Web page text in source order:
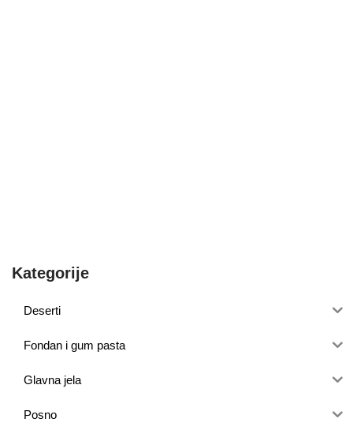
Kategorije
Deserti
Fondan i gum pasta
Glavna jela
Posno